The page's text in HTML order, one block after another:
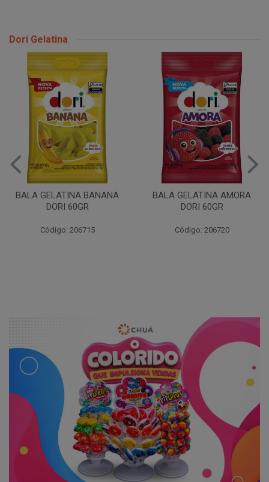
Dori Gelatina
BALA GELATINA BANANA
DORI 60GR
Código: 206715
BALA GELATINA AMORA
DORI 60GR
Código: 206720